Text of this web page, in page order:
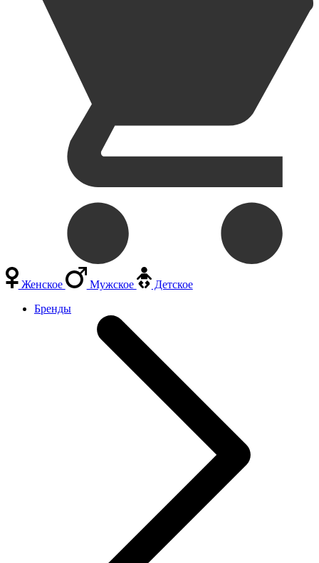
Женское Мужское
Детское
Бренды